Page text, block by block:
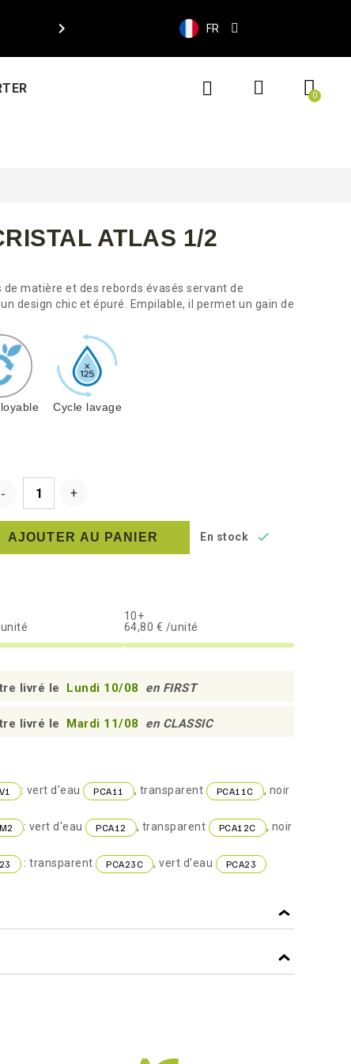
 FR
ATLAS 1/2
matière et des rebords évasés servant de
design chic et épuré. Empilable, il permet un gain de
Cycle lavage
AJOUTER AU PANIER En stock 
10+
64,80 € /unité
livré le Lundi 10/08 en FIRST
livré le Mardi 11/08 en CLASSIC
: vert d'eau PCA11 , transparent PCA11C , noir
: vert d'eau PCA12 , transparent PCA12C , noir
: transparent PCA23C , vert d'eau PCA23